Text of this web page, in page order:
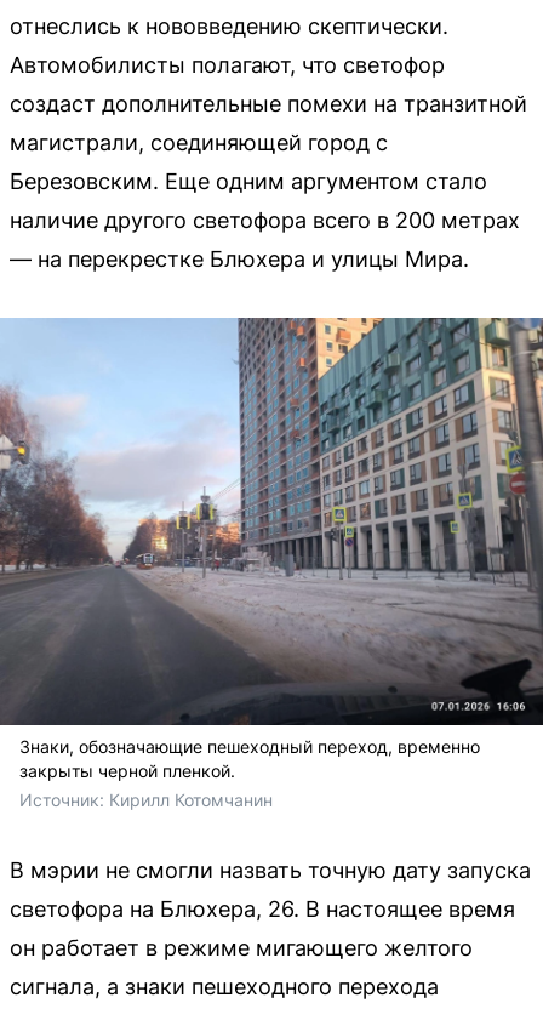
отнеслись к нововведению скептически.
Автомобилисты полагают, что светофор
создаст дополнительные помехи на транзитной
магистрали, соединяющей город с
Березовским. Еще одним аргументом стало
наличие другого светофора всего в 200 метрах
— на перекрестке Блюхера и улицы Мира.
Знаки, обозначающие пешеходный переход, временно
закрыты черной пленкой.
Источник: Кирилл Котомчанин
В мэрии не смогли назвать точную дату запуска
светофора на Блюхера, 26. В настоящее время
он работает в режиме мигающего желтого
сигнала, а знаки пешеходного перехода